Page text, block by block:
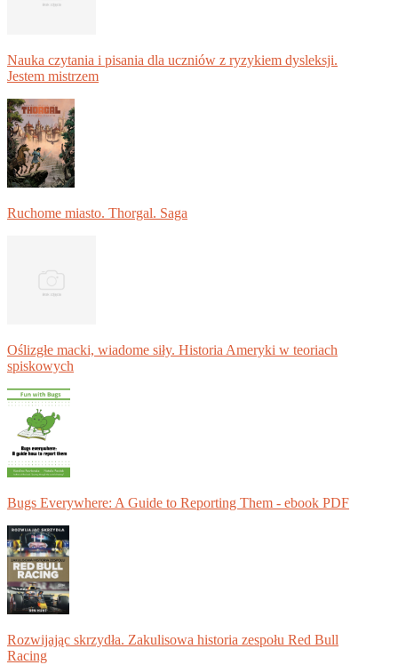
Nauka czytania i pisania dla uczniów z ryzykiem dysleksji.
Jestem mistrzem
Ruchome miasto. Thorgal. Saga
Oślizgłe macki, wiadome siły. Historia Ameryki w teoriach
spiskowych
Bugs Everywhere: A Guide to Reporting Them - ebook PDF
Rozwijając skrzydła. Zakulisowa historia zespołu Red Bull
Racing